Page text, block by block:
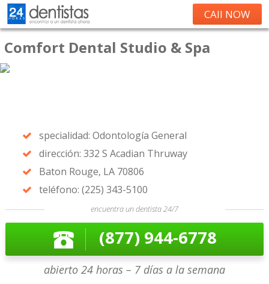
CAll NOW
Comfort Dental Studio & Spa
specialidad: Odontología General
dirección: 332 S Acadian Thruway
Baton Rouge, LA 70806
teléfono: (225) 343-5100
encuentra un dentista 24/7
(877) 944-6778
abierto 24 horas – 7 días a la semana